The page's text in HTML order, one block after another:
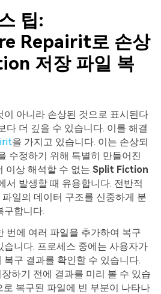
팁:
Repairit로 손상
저장 파일 복
이 아니라 손상된 것으로 표시된다
다 더 깊을 수 있습니다. 이를 해결
을 가지고 있습니다. 이는 손상되
수정하기 위해 특별히 만들어진
이상 해석할 수 없는 Split Fiction
서 발생할 때 유용합니다. 전반적
일의 데이터 구조를 신중하게 분
구합니다.
번에 여러 파일을 추가하여 복구
습니다. 프로세스 중에는 사용자가
구 결과를 확인할 수 있습니다.
하기 전에 결과를 미리 볼 수 있습
복구된 파일에 빈 부분이 나타나